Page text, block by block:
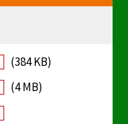
(384 KB)
(4 MB)